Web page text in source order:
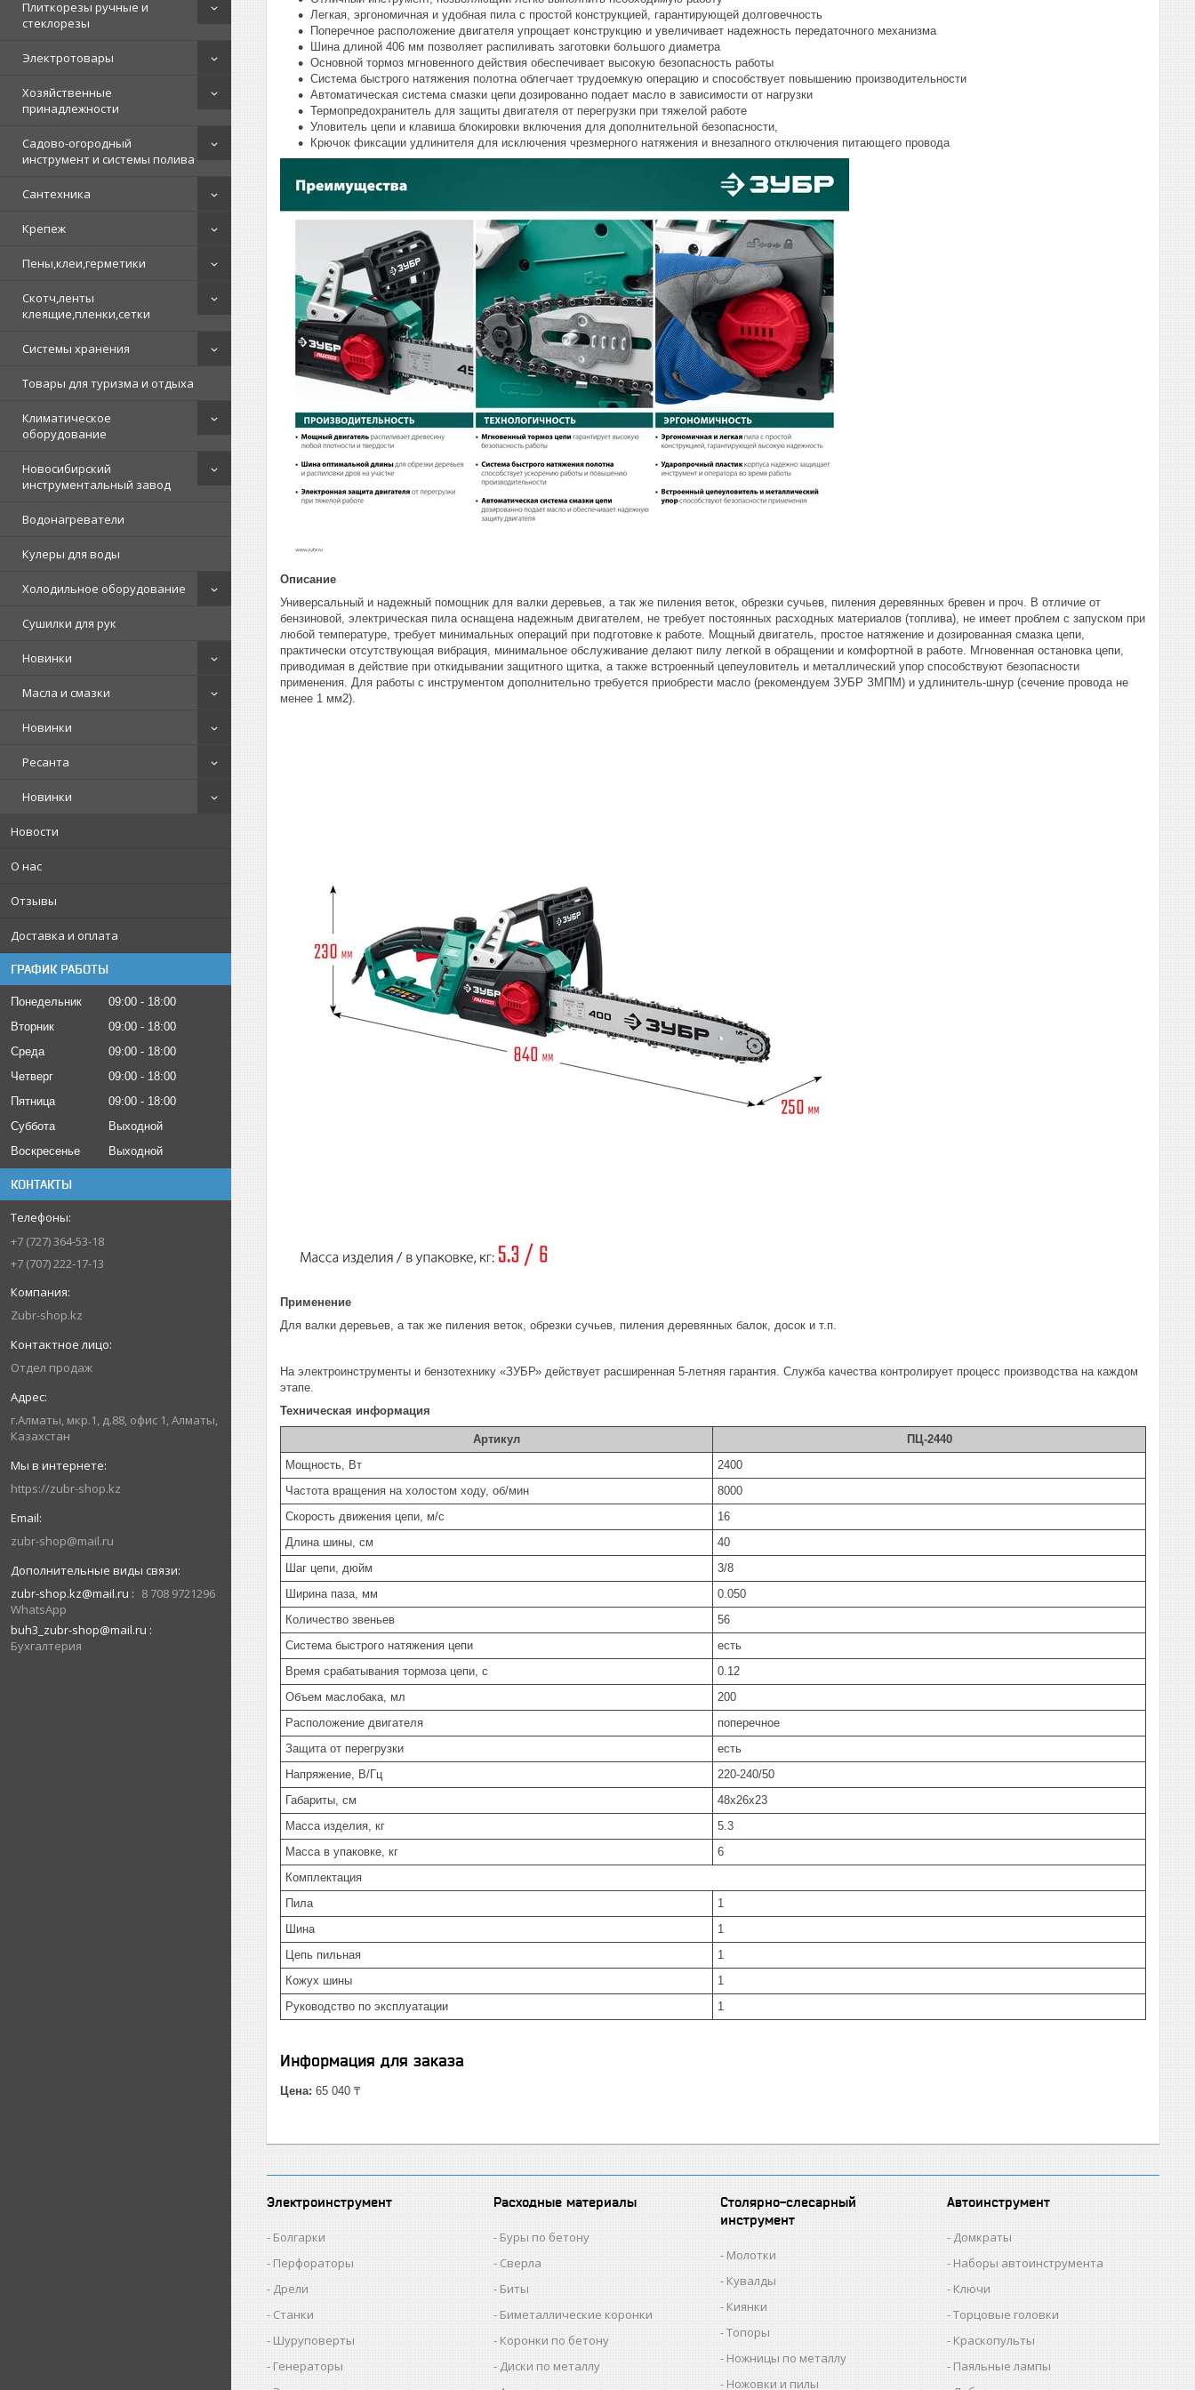
Плиткорезы ручные и
стеклорезы
Электротовары
Хозяйственные
принадлежности
Садово-огородный
инструмент и системы полива
Сантехника
Крепеж
Пены,клеи,герметики
Скотч,ленты
клеящие,пленки,сетки
Системы хранения
Товары для туризма и отдыха
Климатическое
оборудование
Новосибирский
инструментальный завод
Водонагреватели
Кулеры для воды
Холодильное оборудование
Сушилки для рук
Новинки
Масла и смазки
Новинки
Ресанта
Новинки
Новости
О нас
Отзывы
Доставка и оплата
ГРАФИК РАБОТЫ
Понедельник 09:00
18:00
Вторник
09:00
18:00
Среда
09:00
18:00
Четверг
09:00
18:00
Пятница
09:00
18:00
Суббота
Выходной
Воскресенье
Выходной
КОНТАКТЫ
+7 (727) 364-53-18
+7 (707) 222-17-13
Zubr-shop.kz
Отдел продаж
г.Алматы, мкр.1, д.88, офис 1, Алматы,
Казахстан
https://zubr-shop.kz
zubr-shop@mail.ru
zubr-shop.kz@mail.ru
8 708 9721296
WhatsApp
buh3_zubr-shop@mail.ru
Бухгалтерия
Легкая, эргономичная и удобная пила с простой конструкцией, гарантирующей долговечность
Поперечное расположение двигателя упрощает конструкцию и увеличивает надежность передаточного механизма
Шина длиной 406 мм позволяет распиливать заготовки большого диаметра
Основной тормоз мгновенного действия обеспечивает высокую безопасность работы
Система быстрого натяжения полотна облегчает трудоемкую операцию и способствует повышению производительности
Автоматическая система смазки цепи дозированно подает масло в зависимости от нагрузки
Термопредохранитель для защиты двигателя от перегрузки при тяжелой работе
Уловитель цепи и клавиша блокировки включения для дополнительной безопасности,
Крючок фиксации удлинителя для исключения чрезмерного натяжения и внезапного отключения питающего провода
Описание
Универсальный и надежный помощник для валки деревьев, а так же пиления веток, обрезки сучьев, пиления деревянных бревен и проч. В отличие от
бензиновой, электрическая пила оснащена надежным двигателем, не требует постоянных расходных материалов (топлива), не имеет проблем с запуском при
любой температуре, требует минимальных операций при подготовке к работе. Мощный двигатель, простое натяжение и дозированная смазка цепи,
практически отсутствующая вибрация, минимальное обслуживание делают пилу легкой в обращении и комфортной в работе. Мгновенная остановка цепи,
приводимая в действие при откидывании защитного щитка, а также встроенный цепеуловитель и металлический упор способствуют безопасности
применения. Для работы с инструментом дополнительно требуется приобрести масло (рекомендуем ЗУБР ЗМПМ) и удлинитель-шнур (сечение провода не
менее 1 мм2).
Применение
Для валки деревьев, а так же пиления веток, обрезки сучьев, пиления деревянных балок, досок и т.п.
На электроинструменты и бензотехнику «ЗУБР» действует расширенная 5-летняя гарантия. Служба качества контролирует процесс производства на каждом
этапе.
Техническая информация
Артикул
ПЦ-2440
Мощность, Вт
2400
Частота вращения на холостом ходу, об/мин
8000
Скорость движения цепи, м/с
16
Длина шины, см
40
Шаг цепи, дюйм
3/8
Ширина паза, мм
0.050
Количество звеньев
56
Система быстрого натяжения цепи
есть
Время срабатывания тормоза цепи, с
0.12
Объем маслобака, мл
200
Расположение двигателя
по­пе­реч­ное
Защита от перегрузки
есть
Напряжение, В/Гц
220-240/50
Габариты, см
48х26х23
Масса изделия, кг
5.3
Масса в упаковке, кг
6
Комплектация
Пила
1
Шина
1
Цепь пильная
1
Кожух шины
1
Руководство по эксплуатации
1
Информация для заказа
Цена: 65 040 ₸
Электроинструмент
Болгарки
Перфораторы
Дрели
Станки
Шуруповерты
Генераторы
Расходные материалы
Буры по бетону
Сверла
Биты
Биметаллические коронки
Коронки по бетону
Диски по металлу
Столярно-слесарный
инструмент
Молотки
Кувалды
Киянки
Топоры
Ножницы по металлу
Ножовки и пилы
Автоинструмент
Домкраты
Наборы автоинструмента
Ключи
Торцовые головки
Краскопульты
Паяльные лампы